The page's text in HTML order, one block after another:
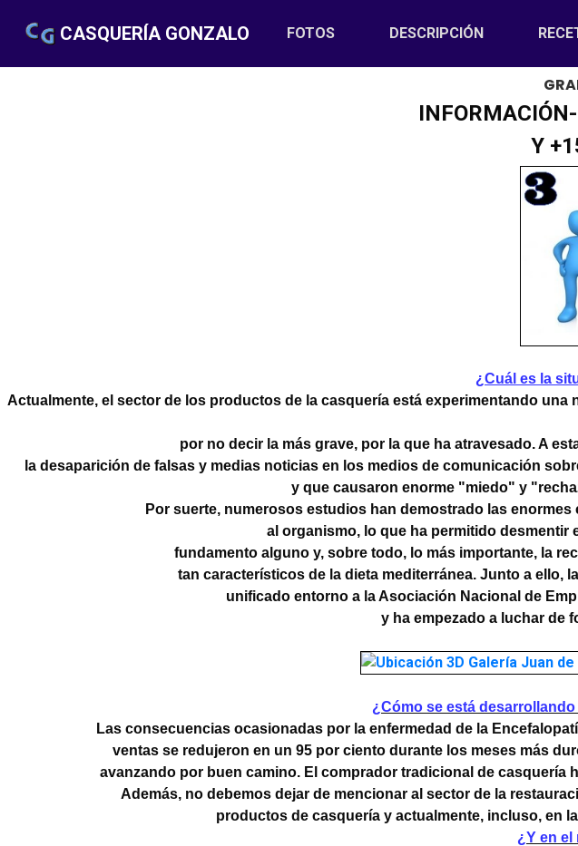
CASQUERÍA GONZALO FOTOS (CURRENT)DESCRIPCIÓN
Y
¿Cuál es la
Actualmente, el sector de los productos de la casquería está experimentando
por no decir la más grave, por la que ha atravesado. A
la desaparición de falsas y medias noticias en los medios de comunicación
y que causaron enorme "miedo" y
Por suerte, numerosos estudios han demostrado las
al organismo, lo que ha permitido
fundamento alguno y, sobre todo, lo más importante, la
tan característicos de la dieta mediterránea. Junto a ello,
unificado entorno a la Asociación Nacional de
y ha empezado a luchar de
¿Cómo se está
Las consecuencias ocasionadas por la enfermedad de la
ventas se redujeron en un 95 por ciento durante los meses más
avanzando por buen camino. El comprador tradicional de
Además, no debemos dejar de mencionar al sector de la
productos de casquería y actualmente, incluso, en
¿Y en el